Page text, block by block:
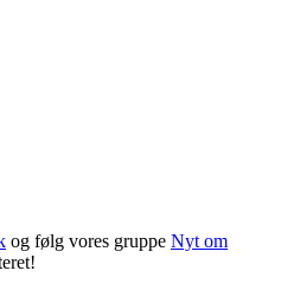
og følg vores gruppe Nyt om